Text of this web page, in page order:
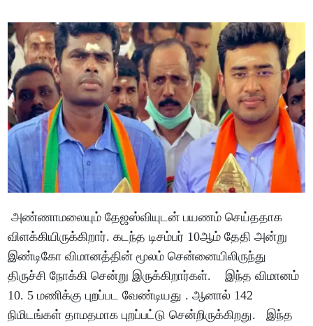
அண்ணாமலையும் தேஜஸ்வியுடன் பயணம் செய்ததாக
விளக்கியிருக்கிறார். கடந்த டிசம்பர் 10ஆம் தேதி அன்று
இண்டிகோ விமானத்தின் மூலம் சென்னையிலிருந்து
திருச்சி நோக்கி சென்று இருக்கிறார்கள். இந்த விமானம்
10. 5 மணிக்கு புறப்பட வேண்டியது . ஆனால் 142
நிமிடங்கள் தாமதமாக புறப்பட்டு சென்றிருக்கிறது. இந்த